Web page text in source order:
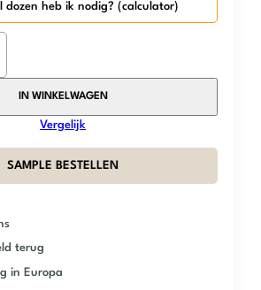
dozen heb ik nodig?
IN WINKELWAGEN
Vergelijk
SAMPLE BESTELLEN
terug
in Europa